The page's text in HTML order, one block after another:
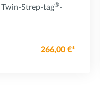
Strep-tag®-
266,00 €*